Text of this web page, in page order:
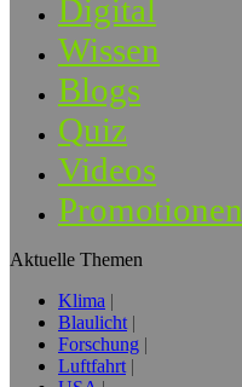
Digital
Wissen
Blogs
Quiz
Videos
Promotionen
Aktuelle Themen
Klima
Blaulicht
Forschung
Luftfahrt